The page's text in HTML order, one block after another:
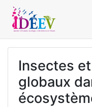
Insectes
globaux